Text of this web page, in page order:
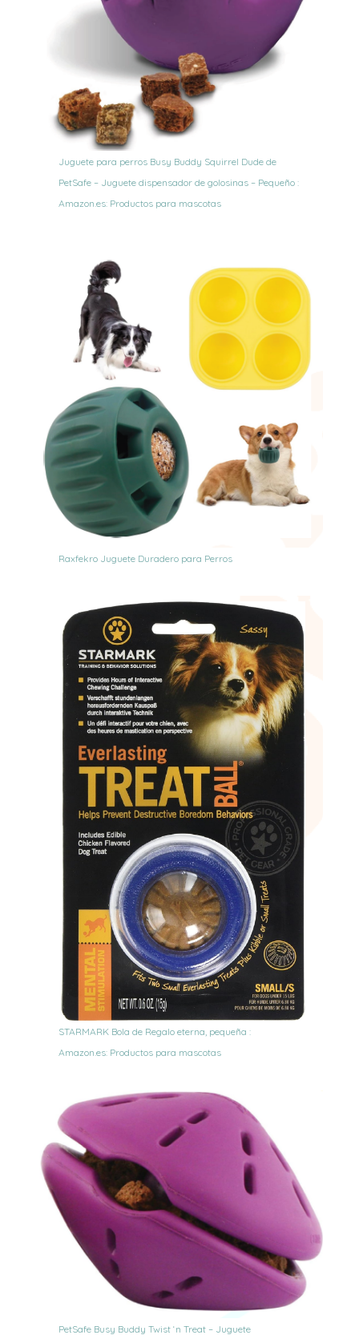
Juguete para perros Busy Buddy Squirrel Dude de
PetSafe – Juguete dispensador de golosinas – Pequeño :
Amazon.es: Productos para mascotas
Raxfekro Juguete Duradero para Perros
STARMARK Bola de Regalo eterna, pequeña :
Amazon.es: Productos para mascotas
PetSafe Busy Buddy Twist ‘n Treat – Juguete